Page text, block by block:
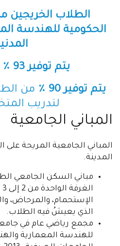
الطلاب الخريجين
الحكومية للهندسة
يتم توفير 93 ٪
يتم توفير 90 ٪
من
لتدريب
المباني الجامعية
المباني الجامعية المريحة على
المدينة.
مباني السكن الجامعي
الإستحمام، والمرحاض،
الذي يعيشُ فيه الطلاب.
مجمع رياضي عام في
للهندسة المعمارية